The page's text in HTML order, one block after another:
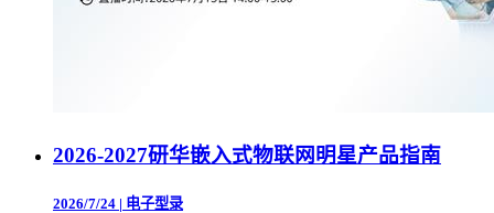
2026-2027研华嵌入式物联网明星产品指南
2026/7/24 | 电子型录